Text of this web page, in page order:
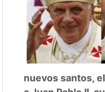
nuevos santos,